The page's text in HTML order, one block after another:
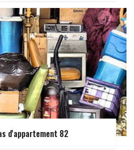
d'appartement 82